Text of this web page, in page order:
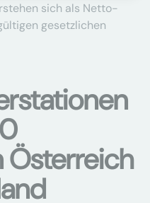
sich als Netto-
gesetzlichen
Österreich